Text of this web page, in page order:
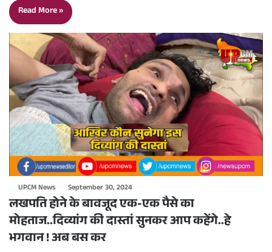
Read More »
UPCM News September 30, 2024
लखपति होने के बावजूद एक-एक पैसे का
मोहताज..दिव्यांग की दास्तां सुनकर आप कहेंगे..हे
भगवान ! अब बस कर